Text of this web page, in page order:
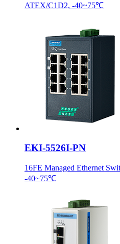
ATEX/C1D2, -40~75℃
EKI-5526I-PN
16FE Managed Ethernet
-40~75℃